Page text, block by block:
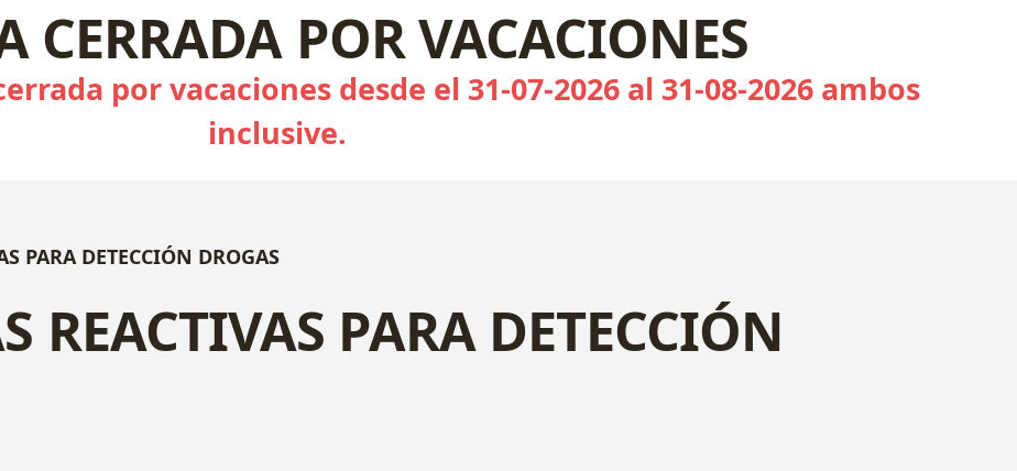
CERRADA POR VACACIONES
por vacaciones desde el 31-07-2026 al 31-08-2026 ambos
inclusive.
PARA DETECCIÓN DROGAS
REACTIVAS PARA DETECCIÓN